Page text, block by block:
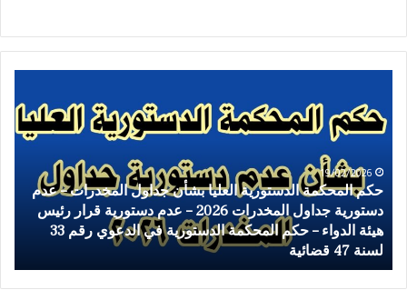
المخدرات – عدم
2026 – عدم دستورية قرار رئيس
هيئة الدواء – حكم المحكمة الدستورية في الدعوي رقم 33
لجان
الحصر
بمحافظة
رقم
536
لسنة
2025
بشأن
تقسيم
المناطق
28/01/2026
تقسيم المناطق التي بها أماكن مؤجرة
الحصر الايجار القديم بمحافظة الفيوم